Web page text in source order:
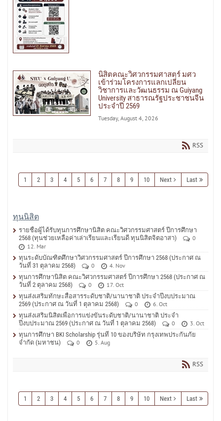
นิสิตคณะวิศวกรรมศาสตร์ มศว
เข้าร่วมโครงการแลกเปลี่ยน
วิชาการและวัฒนธรรม ณ Guiyang
University สาธารณรัฐประชาชนจีน
ประจำปี 2569
Tuesday, August 4, 2026
RSS
1 2 3 4 5 6 7 8 9 10 Next Last
ทุนนิสิต
รายชื่อผู้ได้รับทุนการศึกษานิสิต คณะวิศวกรรมศาสตร์ ปีการศึกษา
2568 (ทุนช่วยเหลือค่าเล่าเรียนและเรียนดี ทุนนิสิตจิตอาสา)
0
12. Mar
ทุนระดับบัณฑิตศึกษาวิศวกรรมศาสตร์ ปีการศึกษา 2568 (ประกาศ ณ
วันที่ 31 ตุลาคม 2568)
0
4. Nov
ทุนการศึกษานิสิต คณะวิศวกรรมศาสตร์ ปีการศึกษา 2568 (ประกาศ ณ
วันที่ 2 ตุลาคม 2568)
0
17. Oct
ทุนส่งเสริมทักษะสื่อสารระดับชาติ/นานาชาติ ประจำปีงบประมาณ
2569 (ประกาศ ณ วันที่ 1 ตุลาคม 2568)
0
6. Oct
ทุนส่งเสริมนิสิตเพื่อการแข่งขันระดับชาติ/นานาชาติ ประจำ
ปีงบประมาณ 2569 (ประกาศ ณ วันที่ 1 ตุลาคม 2568)
0
3. Oct
ทุนการศึกษา BKI Scholarship รุ่นที่ 10 ของบริษัท กรุงเทพประกันภัย
จำกัด (มหาชน)
0 5. Aug
RSS
1 2 3 4 5 6 7 8 9 10 Next Last